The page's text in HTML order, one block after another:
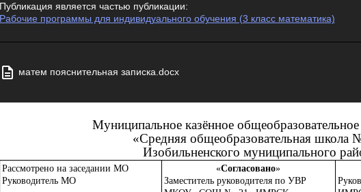
Публикация является частью публикации:
Рабочие программы для индивидуального обучения (3 класс математика)
матем пояснительная записка.docx
Муниципальное казённое
«Средняя общеобразовательная школа
Изобильненского муниципального
Рассмотрено на заседании МО
Руководитель МО
«Согласовано»
Заместитель руководителя по УВР